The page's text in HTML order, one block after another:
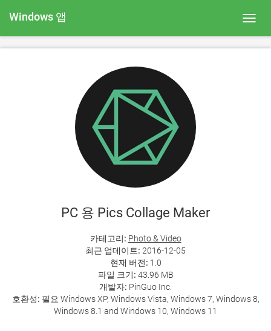
Windows 앱
PC 용 Pics Collage Maker
카테고리: Photo & Video
최근 업데이트: 2016-12-05
현재 버전: 1.0
파일 크기: 43.96 MB
개발자: PinGuo Inc.
호환성: 필요 Windows XP, Windows Vista, Windows 7, Windows 8,
Windows 8.1 and Windows 10, Windows 11